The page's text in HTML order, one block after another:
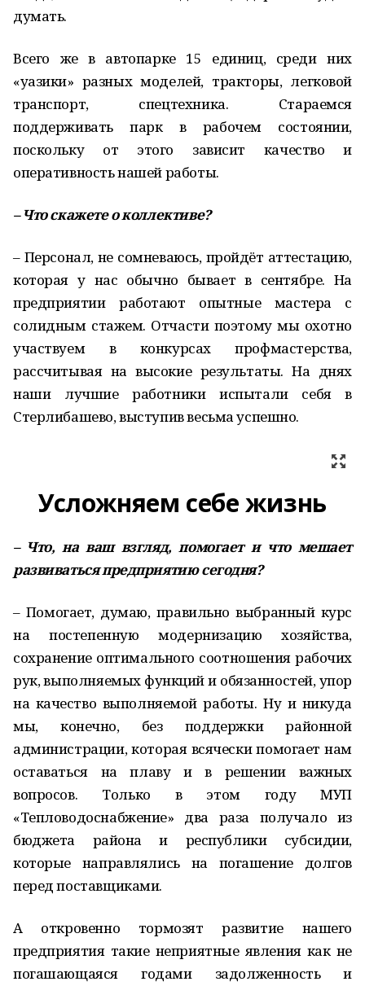
думать.
Всего же в автопарке 15 единиц, среди них
«уазики» разных моделей, тракторы, легковой
транспорт, спецтехника. Стараемся
поддерживать парк в рабочем состоянии,
поскольку от этого зависит качество и
оперативность нашей работы.
– Что скажете о коллективе?
– Персонал, не сомневаюсь, пройдёт аттестацию,
которая у нас обычно бывает в сентябре. На
предприятии работают опытные мастера с
солидным стажем. Отчасти поэтому мы охотно
участвуем в конкурсах профмастерства,
рассчитывая на высокие результаты. На днях
наши лучшие работники испытали себя в
Стерлибашево, выступив весьма успешно.
Усложняем себе жизнь
– Что, на ваш взгляд, помогает и что мешает
развиваться предприятию сегодня?
– Помогает, думаю, правильно выбранный курс
на постепенную модернизацию хозяйства,
сохранение оптимального соотношения рабочих
рук, выполняемых функций и обязанностей, упор
на качество выполняемой работы. Ну и никуда
мы, конечно, без поддержки районной
администрации, которая всячески помогает нам
оставаться на плаву и в решении важных
вопросов. Только в этом году МУП
«Тепловодоснабжение» два раза получало из
бюджета района и республики субсидии,
которые направлялись на погашение долгов
перед поставщиками.
А откровенно тормозят развитие нашего
предприятия такие неприятные явления как не
погашающаяся годами задолженность и